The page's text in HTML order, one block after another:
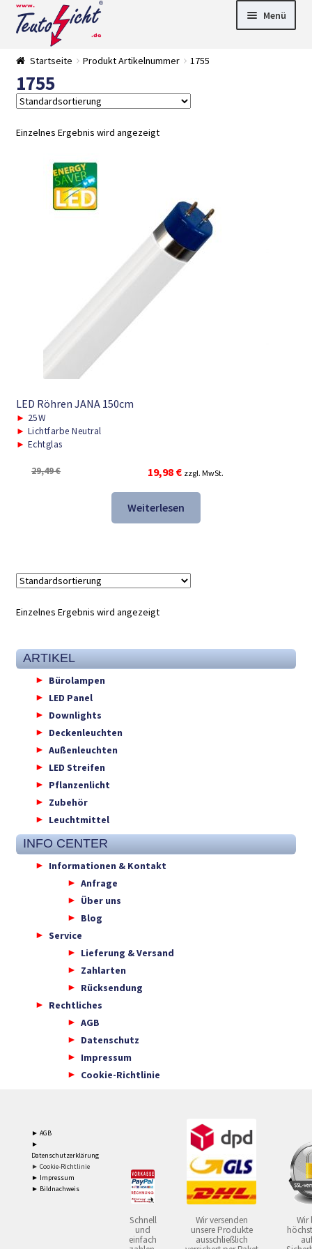
Zur
Navigation
springen
Springe
zum
Menü
Startseite Produkt Artikelnummer 1755
1755
Einzelnes Ergebnis wird angezeigt
LED Röhren JANA 150cm
► 25W
► Lichtfarbe Neutral
► Echtglas
29,49€
Ursprünglicher
Preis
war:
29,49 €
19,98 €Aktueller
Preis
ist:
19,98 €.
zzgl. MwSt.
Weiterlesen
Einzelnes Ergebnis wird angezeigt
ARTIKEL
Bürolampen
LED Panel
Downlights
Deckenleuchten
Außenleuchten
LED Streifen
Pflanzenlicht
Zubehör
Leuchtmittel
INFO CENTER
Informationen & Kontakt
Anfrage
Über uns
Blog
Service
Lieferung & Versand
Zahlarten
Rücksendung
Rechtliches
AGB
Datenschutz
Impressum
Cookie-Richtlinie
► AGB
►
Datenschutzerklärung
► Cookie-Richtlinie
► Impressum
► Bildnachweis
Schnell
und
einfach
Wir versenden
unsere Produkte
ausschließlich
Wir